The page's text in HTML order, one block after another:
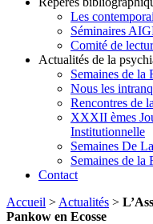
Les
Séminaires
Comité de
Actualités de la
Semaines de la
Nous les
Rencontres de
XXXII èmes
Institutionnelle
Semaines De
Semaines de
Contact
Accueil > Actualités >
Pankow en Ecosse